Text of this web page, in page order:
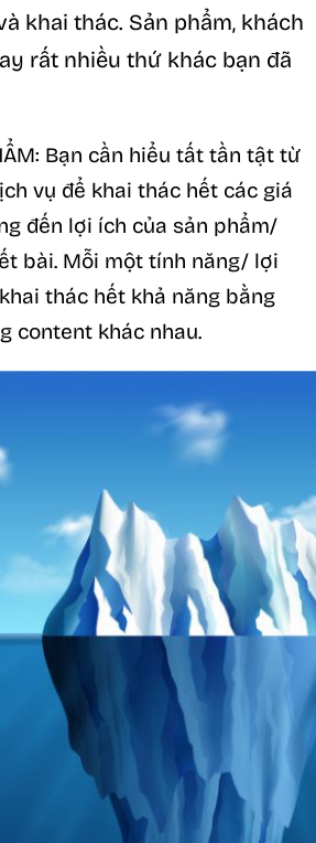
khai thác. Sản phẩm, khách
rất nhiều thứ khác bạn đã
Bạn cần hiểu tất tần tật từ
vụ để khai thác hết các giá
đến lợi ích của sản phẩm/
bài. Mỗi một tính năng/ lợi
thác hết khả năng bằng
content khác nhau.